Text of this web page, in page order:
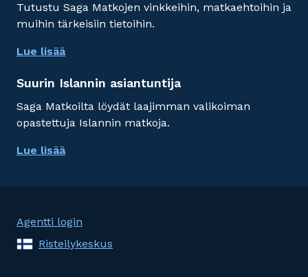
Tutustu Saga Matkojen vinkkeihin, matkaehtoihin ja
muihin tärkeisiin tietoihin.
Lue lisää
Suurin Islannin asiantuntija
Saga Matkoilta löydät laajimman valikoiman
opastettuja Islannin matkoja.
Lue lisää
Agentti login
Risteilykeskus